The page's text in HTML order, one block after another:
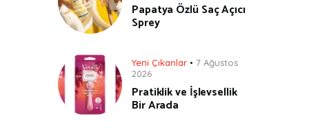
Papatya Özlü Saç Açıcı
Sprey
Yeni Çıkanlar
7 Ağustos
2026
Pratiklik ve İşlevsellik
Bir Arada